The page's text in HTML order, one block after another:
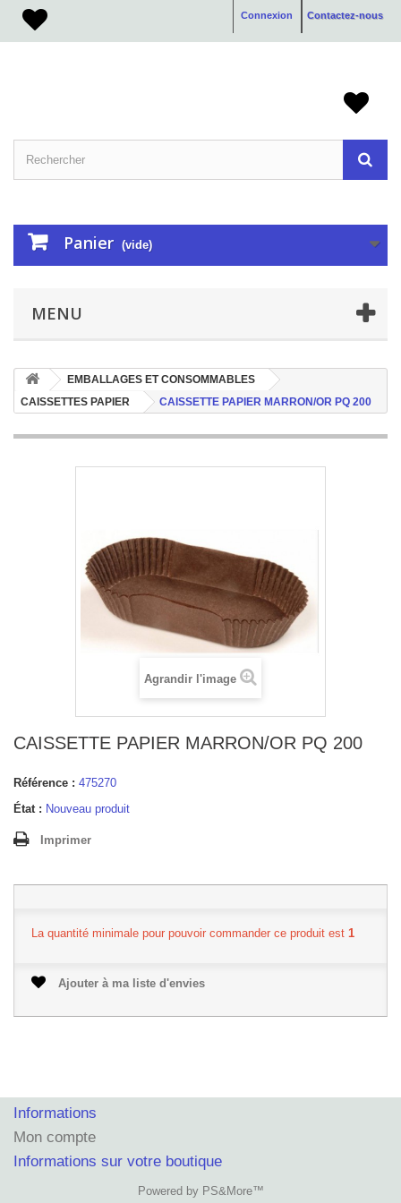
Contactez-nous
Connexion
Panier (vide)
MENU
EMBALLAGES ET CONSOMMABLES
CAISSETTES PAPIER
CAISSETTE PAPIER MARRON/OR PQ 200
Agrandir l'image
CAISSETTE PAPIER MARRON/OR PQ 200
Référence : 475270
État : Nouveau produit
Imprimer
La quantité minimale pour pouvoir commander ce produit est 1
Ajouter à ma liste d'envies
Informations
Mon compte
Informations sur votre boutique
Powered by PS&More™